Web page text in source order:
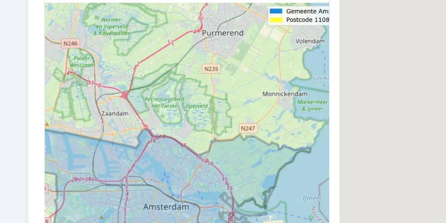
Bouw en energie
BOUWJAAR
1979
BOUWWIJZE
Bestaande bouw
VERWARMING
Cv-ketel
WARM WATER
Cv-ketel
Kadastraal en VvE
EIGENDOMSSITUATIE
Gemeentelijke erfpacht (einddatum
erfpacht: 16-12-2026)
VVE INGESCHREVEN KVK
VVE PERIODIEKE BIJDRAGE VVE RESERVEFONDS AANWEZIG